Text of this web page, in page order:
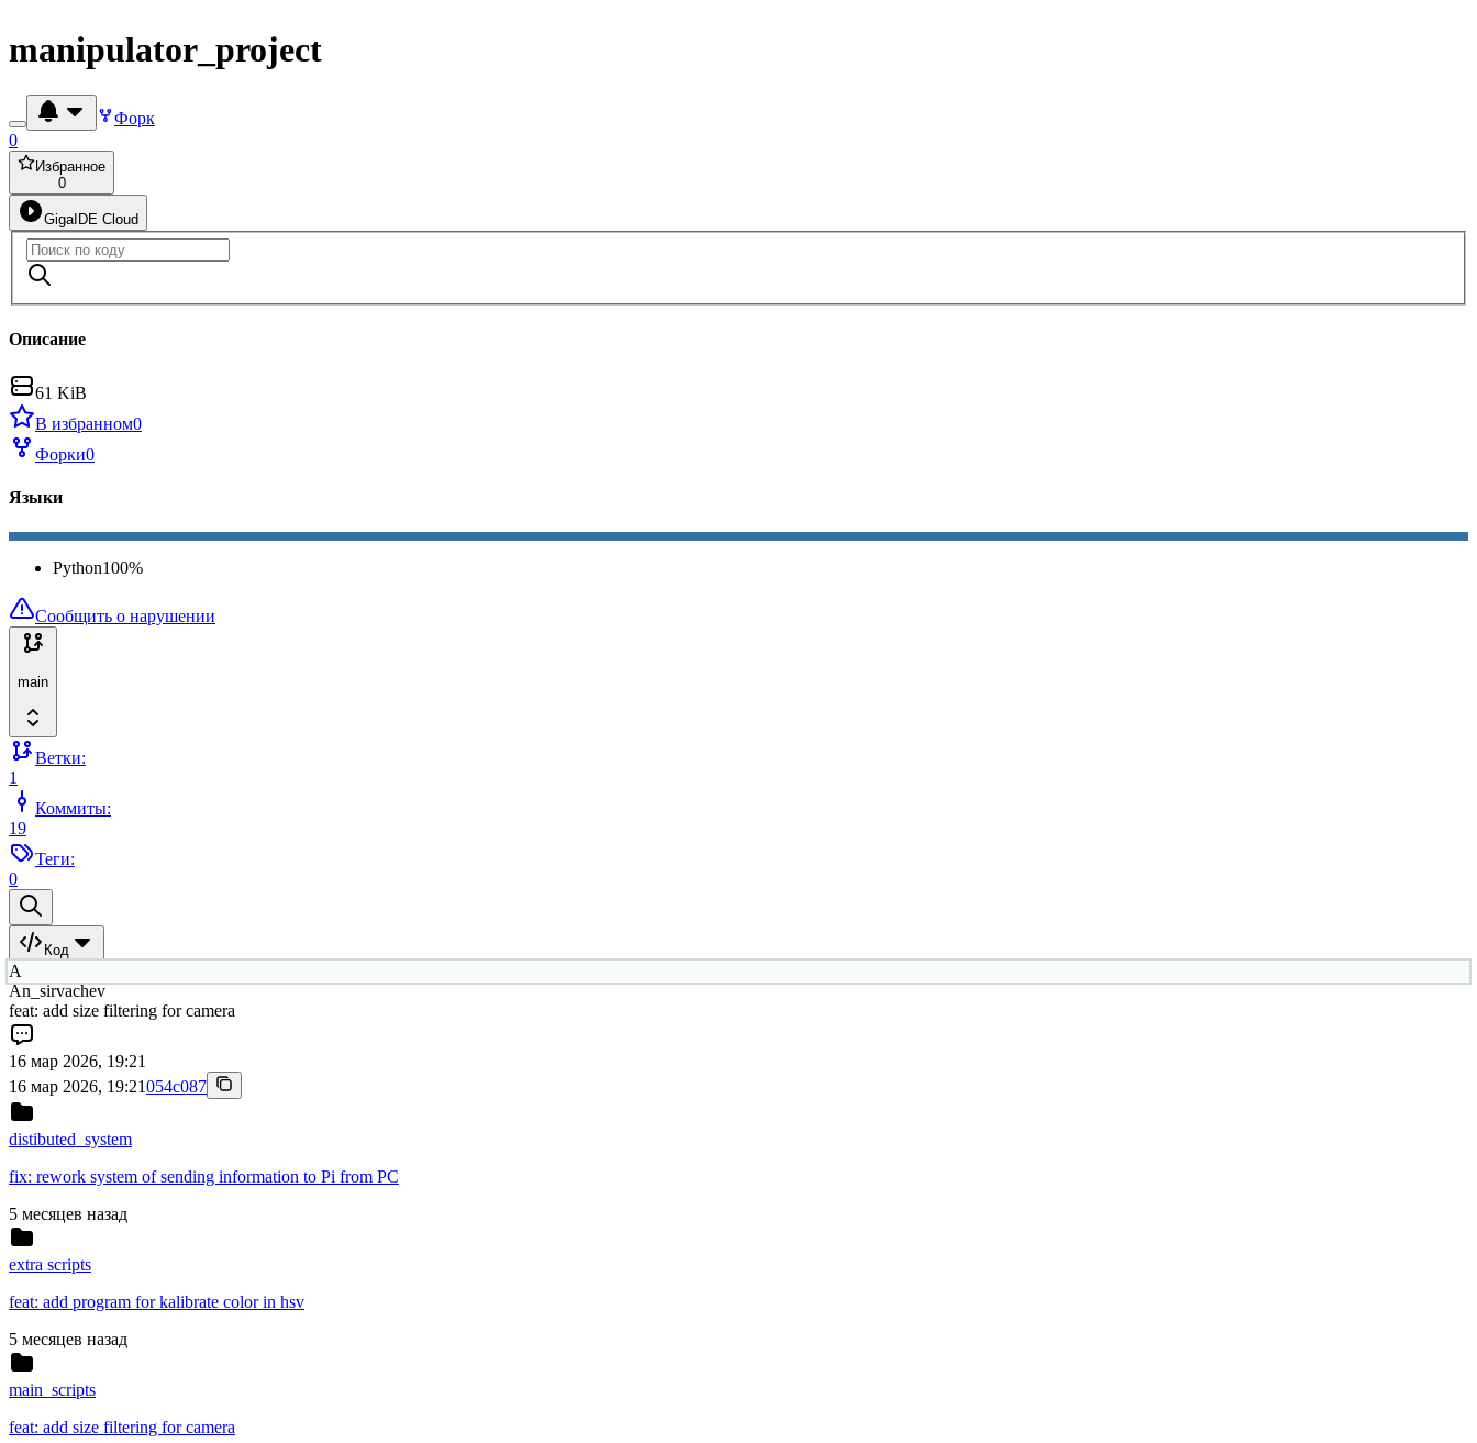
manipulator_project
Форк
0
Избранное
0
GigaIDE Cloud
Описание
61 KiB
В избранном0
Форки0
Языки
Python100%
Сообщить о нарушении
main
Ветки:
1
Коммиты:
19
Теги:
0
Код
А
An_sirvachev
feat: add size filtering for camera
16 мар 2026, 19:21
16 мар 2026, 19:21054c087
distibuted_system
fix: rework system of sending information to Pi from PC
5 месяцев назад
extra scripts
feat: add program for kalibrate color in hsv
5 месяцев назад
main_scripts
feat: add size filtering for camera